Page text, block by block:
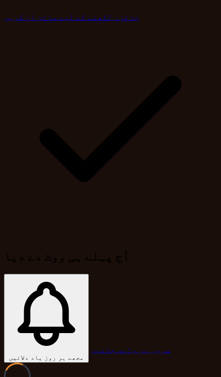
جائزہ لکھنے کے لیے سائن ان کریں
آج پہلے ہی ووٹ دے دیا
مجھے ہر روز یاد دلائیں
سرور پر واپس جائیں